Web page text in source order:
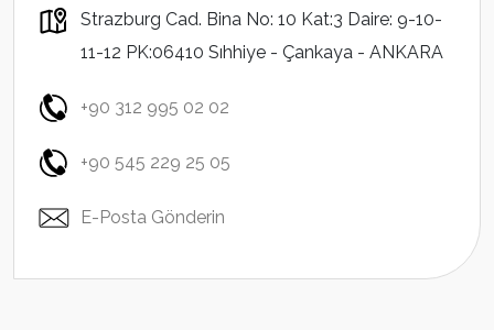
Strazburg Cad. Bina No: 10 Kat:3 Daire: 9-10-
11-12 PK:06410 Sıhhiye - Çankaya - ANKARA
+90 312 995 02 02
+90 545 229 25 05
E-Posta Gönderin